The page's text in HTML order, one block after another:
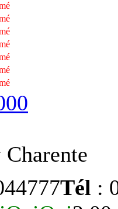
Charente
Tél :